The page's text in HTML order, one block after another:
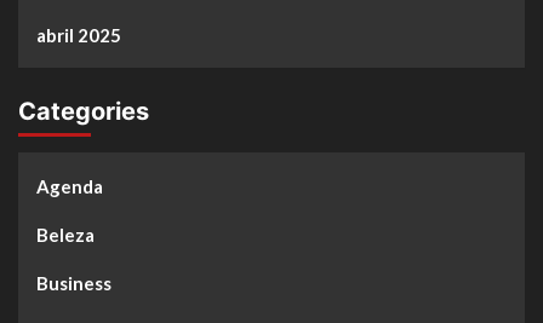
abril 2025
Categories
Agenda
Beleza
Business